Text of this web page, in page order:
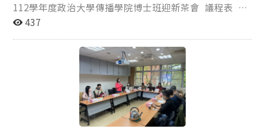
112學年度政治大學傳播學院博士班迎新茶會 議程表 日
期：2023年09月12日（星期二） 時間：10:30-
10:30AM-10:31AM 1分鐘 主持人開場 Andrewdrew
10:31AM-10:41AM 10分鐘 傳播學院院長、博士班主任、
10:55AM-11:04AM 9分鐘 博士班修業規定 文楷誠
11:04AM-11:13AM 9分鐘 資格考經驗分享 張小滿
437